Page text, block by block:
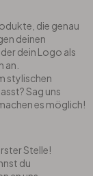
die genau
deinen
dein Logo als
stylischen
Sag uns
es möglich!
Stelle!
du